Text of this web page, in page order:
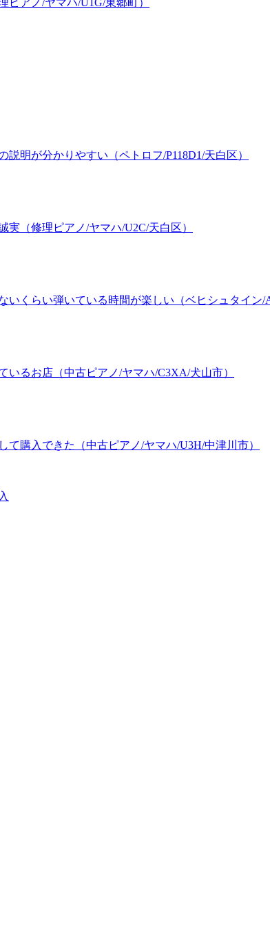
ピアノ/ヤマハ/U1G/東郷町）
説明が分かりやすい（ペトロフ/P118D1/天白区）
実（修理ピアノ/ヤマハ/U2C/天白区）
いくらい弾いている時間が楽しい（ベヒシュタイン/
いるお店（中古ピアノ/ヤマハ/C3XA/犬山市）
て購入できた（中古ピアノ/ヤマハ/U3H/中津川市）